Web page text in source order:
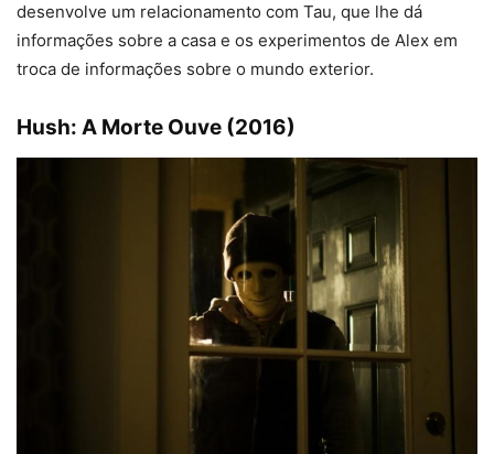
desenvolve um relacionamento com Tau, que lhe dá
informações sobre a casa e os experimentos de Alex em
troca de informações sobre o mundo exterior.
Hush: A Morte Ouve (2016)